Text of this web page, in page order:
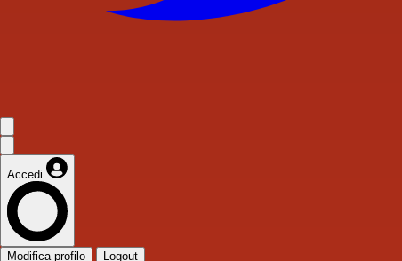
Accedi
Modifica profilo Logout